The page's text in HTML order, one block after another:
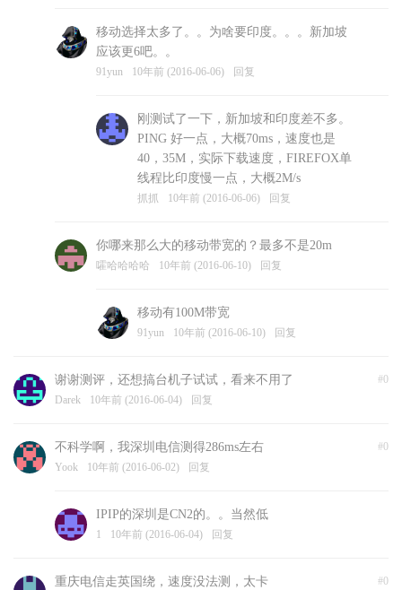
移动选择太多了。。为啥要印度。。。新加坡
应该更6吧。。
91yun 10年前 (2016-06-06) 回复
刚测试了一下，新加坡和印度差不多。
PING 好一点，大概70ms，速度也是
40，35M，实际下载速度，FIREFOX单
线程比印度慢一点，大概2M/s
抓抓 10年前 (2016-06-06) 回复
你哪来那么大的移动带宽的？最多不是20m
嚯哈哈哈哈 10年前 (2016-06-10) 回复
移动有100M带宽
91yun 10年前 (2016-06-10) 回复
#0
谢谢测评，还想搞台机子试试，看来不用了
Darek 10年前 (2016-06-04) 回复
#0
不科学啊，我深圳电信测得286ms左右
Yook 10年前 (2016-06-02) 回复
IPIP的深圳是CN2的。。当然低
1 10年前 (2016-06-04) 回复
#0
重庆电信走英国绕，速度没法测，太卡